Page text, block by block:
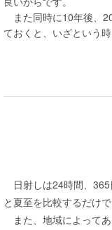
また同時に10年後、
ておくと、いざという時
日射しは24時間、365
と夏至を比較するだけ
また、地域によって